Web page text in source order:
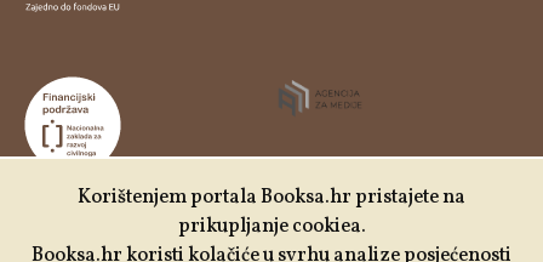
Udruga Kulturtreger je korisnik institucionalne podrške
Korištenjem portala Booksa.hr pristajete na
prikupljanje cookiea.
Booksa.hr koristi kolačiće u svrhu analize posjećenosti